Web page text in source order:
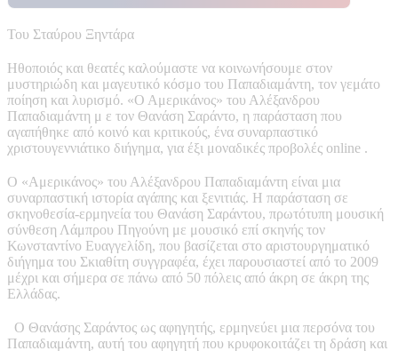
Του Σταύρου Ξηντάρα
Ηθοποιός και θεατές καλούμαστε να κοινωνήσουμε στον
μυστηριώδη και μαγευτικό κόσμο του Παπαδιαμάντη, τον γεμάτο
ποίηση και λυρισμό. «Ο Αμερικάνος» του Αλέξανδρου
Παπαδιαμάντη μ ε τον Θανάση Σαράντο, η παράσταση που
αγαπήθηκε από κοινό και κριτικούς, ένα συναρπαστικό
χριστουγεννιάτικο διήγημα, για έξι μοναδικές προβολές online .
Ο «Αμερικάνος» του Αλέξανδρου Παπαδιαμάντη είναι μια
συναρπαστική ιστορία αγάπης και ξενιτιάς. Η παράσταση σε
σκηνοθεσία-ερμηνεία του Θανάση Σαράντου, πρωτότυπη μουσική
σύνθεση Λάμπρου Πηγούνη με μουσικό επί σκηνής τον
Κωνσταντίνο Ευαγγελίδη, που βασίζεται στο αριστουργηματικό
διήγημα του Σκιαθίτη συγγραφέα, έχει παρουσιαστεί από το 2009
μέχρι και σήμερα σε πάνω από 50 πόλεις από άκρη σε άκρη της
Ελλάδας.
Ο Θανάσης Σαράντος ως αφηγητής, ερμηνεύει μια περσόνα του
Παπαδιαμάντη, αυτή του αφηγητή που κρυφοκοιτάζει τη δράση και